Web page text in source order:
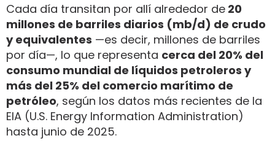
Cada día transitan por allí alrededor de 20
millones de barriles diarios (mb/d) de crudo
y equivalentes —es decir, millones de barriles
por día—, lo que representa cerca del 20% del
consumo mundial de líquidos petroleros y
más del 25% del comercio marítimo de
petróleo, según los datos más recientes de la
EIA (U.S. Energy Information Administration)
hasta junio de 2025.